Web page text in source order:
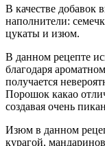
В качестве добавок
наполнители:
цукаты и изюм.
В данном рецепте
благодаря
получается
Порошок какао
создавая очень
Изюм в данном
курагой,